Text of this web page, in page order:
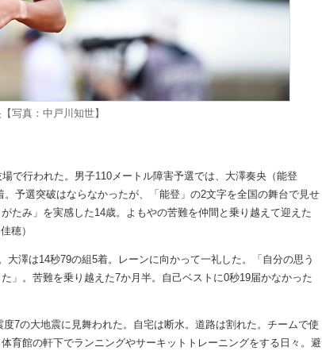
写真：中戸川知世】
行われた。男子110メートル障害予選では、大澤奏央（能登
予選突破はならなかったが、「能登」の2文字を全国の舞台で見せ
たみ」を実感した14歳。よもやの苦難を仲間と乗り越えて迎えた
穂）
澤は14秒79の組5着。レーンに向かって一礼した。「自分の思う
」。苦難を乗り越えた7か月半。自己ベストに0秒19届かなかった
7の大地震に見舞われた。自宅は断水。道路は割れた。チームで使
育館の軒下でランニングやサーキットトレーニングをする日々。避